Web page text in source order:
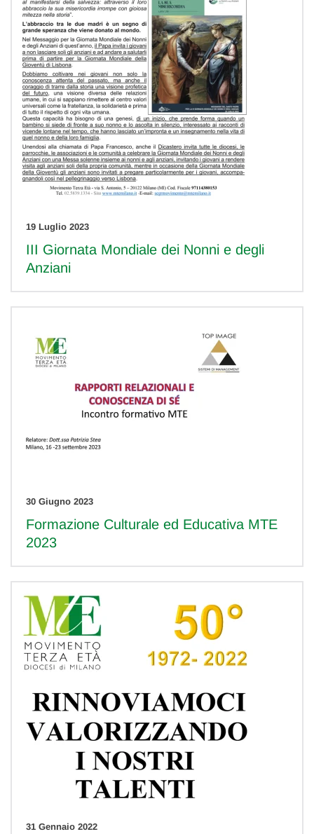
19 Luglio 2023
III Giornata Mondiale dei Nonni e degli
Anziani
30 Giugno 2023
Formazione Culturale ed Educativa MTE
2023
31 Gennaio 2022